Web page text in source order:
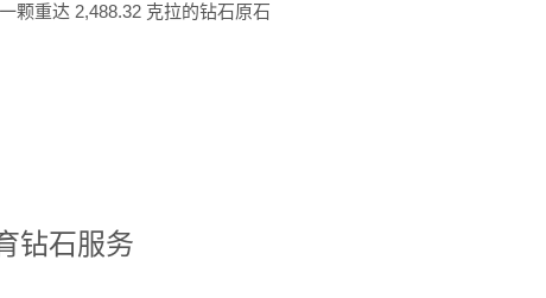
颗重达 2,488.32 克拉的钻石原石
钻石服务